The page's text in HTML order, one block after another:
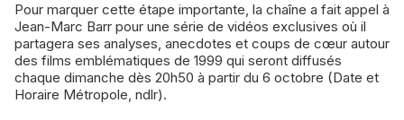
Pour marquer cette étape importante, la chaîne a fait appel à
Jean-Marc Barr pour une série de vidéos exclusives où il
partagera ses analyses, anecdotes et coups de cœur autour
des films emblématiques de 1999 qui seront diffusés
chaque dimanche dès 20h50 à partir du 6 octobre (Date et
Horaire Métropole, ndlr).